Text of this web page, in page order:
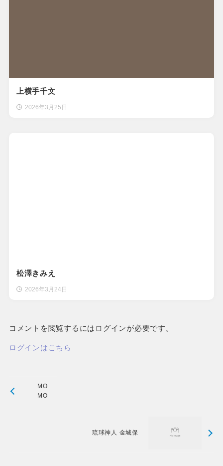
上横手千文
2026年3月25日
松澤きみえ
2026年3月24日
コメントを閲覧するにはログインが必要です。
ログインはこちら
MO
MO
琉球神人 金城保